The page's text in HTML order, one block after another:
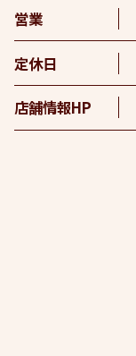
営業
定休日
店舗情報HP